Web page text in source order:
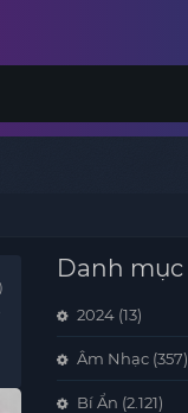
Danh mục
2024 (13)
Âm Nhạc (357)
Bí Ẩn (2.121)